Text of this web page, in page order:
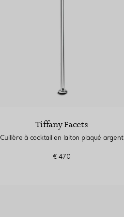
Tiffany Facets
Cuillère à cocktail en laiton plaqué argent
€ 470